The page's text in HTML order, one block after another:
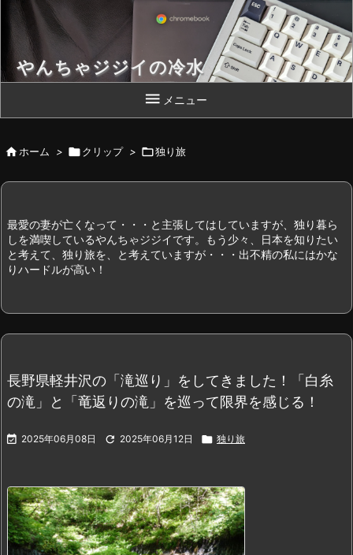
やんちゃジジイの冷水
Chromebook 片手によいしょっと！
 メニュー
ホーム > クリップ > 独り旅
最愛の妻が亡くなって・・・と主張してはしていますが、独り暮ら
しを満喫しているやんちゃジジイです。もう少々、日本を知りたい
と考えて、独り旅を、と考えていますが・・・出不精の私にはかな
りハードルが高い！
長野県軽井沢の「滝巡り」をしてきました！「白糸
の滝」と「竜返りの滝」を巡って限界を感じる！
 2025年06月08日  2025年06月12日  独り旅